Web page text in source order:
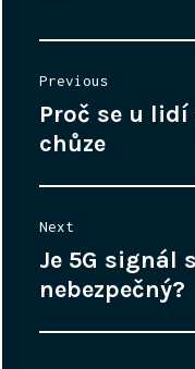
příspěvek
Previous
Previous
post:
Proč se u
chůze
Next
Next
post:
Je 5G signál
nebezpečný?